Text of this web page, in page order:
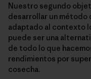
Nuestro segundo
desarrollar un
adaptado al contexto
puede ser una
de todo lo que
rendimientos por
cosecha.